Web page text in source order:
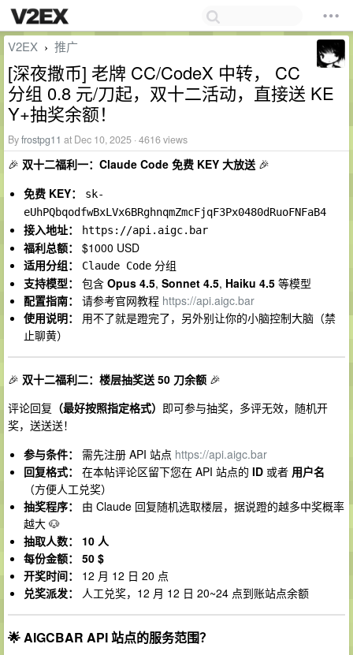
V2EX › 推广
[深夜撒币] 老牌 CC/CodeX 中转， CC
分组 0.8 元/刀起，双十二活动，直接送 KE
Y+抽奖余额！
Byfrostpg11 at Dec 10, 2025 · 4616 views
🎉 双十二福利一：Claude Code 免费 KEY 大放送 🎉
免费 KEY：
sk-
eUhPQbqodfwBxLVx6BRghnqmZmcFjqF3Px0480dRuoFNFaB4
接入地址： https://api.aigc.bar
福利总额：
$1000 USD
适用分组：
Claude Code 分组
支持模型：
包含 Opus 4.5, Sonnet 4.5, Haiku 4.5 等模型
配置指南：
请参考官网教程 https://api.aigc.bar
使用说明：
用不了就是蹬完了，另外别让你的小脑控制大脑（禁
止聊黄）
🎉 双十二福利二：楼层抽奖送 50 刀余额 🎉
评论回复 （最好按照指定格式） 即可参与抽奖，多评无效，随机开
奖，送送送！
参与条件：
需先注册 API 站点 https://api.aigc.bar
回复格式：
在本帖评论区留下您在 API 站点的 ID 或者 用户名
（方便人工兑奖）
抽奖程序：
由 Claude 回复随机选取楼层，据说蹬的越多中奖概率
越大 🐶
抽取人数：
10 人
每份金额：
50 $
开奖时间：
12 月 12 日 20 点
兑奖派发：
人工兑奖，12 月 12 日 20~24 点到账站点余额
🌟 AIGCBAR API 站点的服务范围？